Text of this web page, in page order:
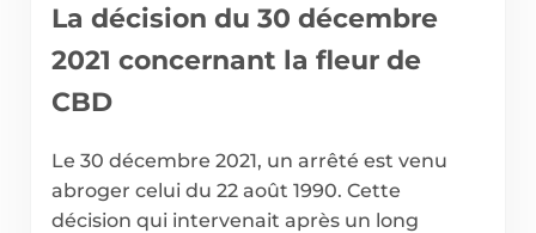
La décision du 30 décembre
2021 concernant la fleur de
CBD
Le 30 décembre 2021, un arrêté est venu
abroger celui du 22 août 1990. Cette
décision qui intervenait après un long